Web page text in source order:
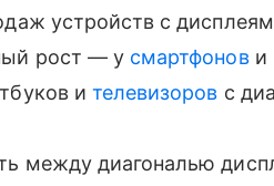
устройств с
рост — у смартфонови
и телевизоров с
между диагональю